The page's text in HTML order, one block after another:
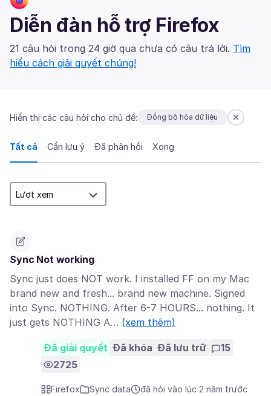
Diễn đàn hỗ trợ Firefox
21 câu hỏi trong 24 giờ qua chưa có câu trả lời. Tìm
hiểu cách giải quyết chúng!
Hiển thị các câu hỏi cho chủ đề: Đồng bộ hóa dữ liệu
Tất cả Cần lưu ý Đã phản hồi Xong
Sync Not working
Sync just does NOT work. I installed FF on my Mac
brand new and fresh... brand new machine. Signed
into Sync. NOTHING. After 6-7 HOURS... nothing. It
just gets NOTHING A… (xem thêm)
Đã giải quyết Đã khóa Đã lưu trữ
15
2725
Firefox Sync data
đã hỏi vào lúc 2 năm trước